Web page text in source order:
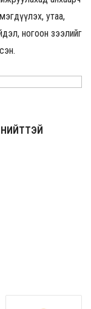
утаа,
ногоон зээлийг